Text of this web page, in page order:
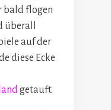
bald flogen
überall
auf der
diese Ecke
getauft.